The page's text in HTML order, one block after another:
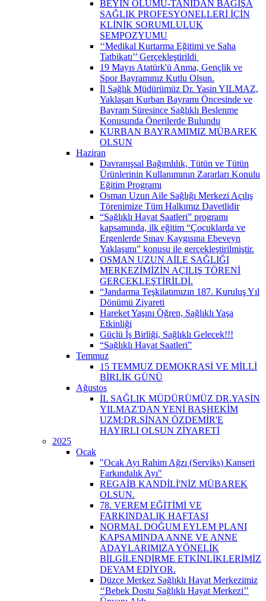
BEYİN ÖLÜMÜ-TANIDAN BAĞIŞA
SAĞLIK PROFESYONELLERİ İÇİN
KLİNİK SORUMLULUK
SEMPOZYUMU
‘‘Medikal Kurtarma Eğitimi ve Saha
Tatbikatı’’ Gerçekleştirildi ​
19 Mayıs Atatürk'ü Anma, Gençlik ve
Spor Bayramınız Kutlu Olsun.
İl Sağlık Müdürümüz Dr. Yasin YILMAZ,
Yaklaşan Kurban Bayramı Öncesinde ve
Bayram Süresince Sağlıklı Beslenme
Konusunda Önerilerde Bulundu
KURBAN BAYRAMIMIZ MÜBAREK
OLSUN
Haziran
Davranışsal Bağımlılık, Tütün ve Tütün
Ürünlerinin Kullanımının Zararları Konulu
Eğitim Programı
Osman Uzun Aile Sağlığı Merkezi Açılış
Törenimize Tüm Halkımız Davetlidir
“Sağlıklı Hayat Saatleri” programı
kapsamında, ilk eğitim “Çocuklarda ve
Ergenlerde Sınav Kaygısına Ebeveyn
Yaklaşımı” konusu ile gerçekleştirilmiştir.
OSMAN UZUN AİLE SAĞLIĞI
MERKEZİMİZİN AÇILIŞ TÖRENİ
GERÇEKLEŞTİRİLDİ.
“Jandarma Teşkilatımızın 187. Kuruluş Yıl
Dönümü Ziyareti
Hareket Yaşını Öğren, Sağlıklı Yaşa
Etkinliği
Güçlü İş Birliği, Sağlıklı Gelecek!!!
“Sağlıklı Hayat Saatleri”
Temmuz
15 TEMMUZ DEMOKRASİ VE MİLLİ
BİRLİK GÜNÜ
Ağustos
İL SAĞLIK MÜDÜRÜMÜZ DR.YASİN
YILMAZ'DAN YENİ BAŞHEKİM
UZM:DR.SİNAN ÖZDEMİR'E
HAYIRLI OLSUN ZİYARETİ
2025
Ocak
"Ocak Ayı Rahim Ağzı (Serviks) Kanseri
Farkındalık Ayı"
REGAİB KANDİLİ'NİZ MÜBAREK
OLSUN.
78. VEREM EĞİTİMİ VE
FARKINDALIK HAFTASI
NORMAL DOĞUM EYLEM PLANI
KAPSAMINDA ANNE VE ANNE
ADAYLARIMIZA YÖNELİK
BİLGİLENDİRME ETKİNLİKLERİMİZ
DEVAM EDİYOR.
Düzce Merkez Sağlıklı Hayat Merkezimiz
‘‘Bebek Dostu Sağlıklı Hayat Merkezi’’